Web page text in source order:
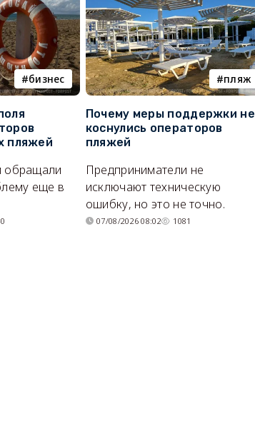
бизнес
пляжей
обращали
еще в
пляж
Почему меры поддержки не
коснулись операторов
пляжей
Предприниматели не
исключают техническую
ошибку, но это не точно.
07/08/2026 08:02 1081